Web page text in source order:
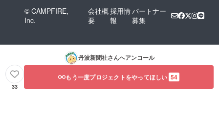
© CAMPFIRE,
Inc.
会社概
要
採用情
報
パートナー
募集
丹波新聞社さんへアンコール
33
もう一度プロジェクトをやってほしい 54